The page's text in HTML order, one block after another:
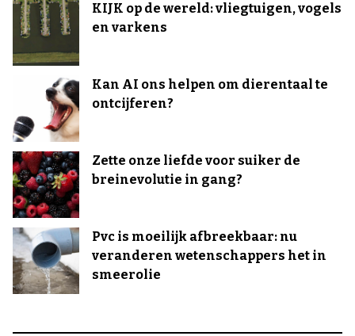
KIJK op de wereld: vliegtuigen, vogels
en varkens
Kan AI ons helpen om dierentaal te
ontcijferen?
Zette onze liefde voor suiker de
breinevolutie in gang?
Pvc is moeilijk afbreekbaar: nu
veranderen wetenschappers het in
smeerolie